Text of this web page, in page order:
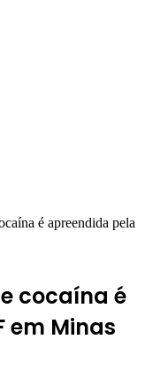
é apreendida pela
cocaína é
em Minas